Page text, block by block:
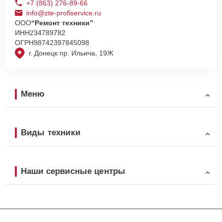
г. Донецк пр. Ильича, 19Ж
+7 (863) 276-89-66
info@zte-profiservice.ru
ООО“Ремонт техники”
ИНН234789782
ОГРН98742397845098
Меню
Виды техники
Наши сервисные центры